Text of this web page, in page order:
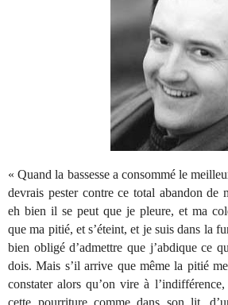
« Quand la bassesse a consommé le
devrais pester contre ce total abandon de
eh bien il se peut que je pleure, et ma
que ma pitié, et s’éteint, et je suis dans la
bien obligé d’admettre que j’abdique ce
dois. Mais s’il arrive que même la pitié
constater alors qu’on vire à
cette pourriture comme dans son lit,